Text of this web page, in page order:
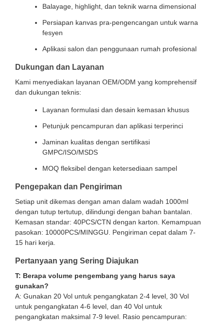
Balayage, highlight, dan teknik warna dimensional
Persiapan kanvas pra-pengencangan untuk warna
fesyen
Aplikasi salon dan penggunaan rumah profesional
Dukungan dan Layanan
Kami menyediakan layanan OEM/ODM yang komprehensif
dan dukungan teknis:
Layanan formulasi dan desain kemasan khusus
Petunjuk pencampuran dan aplikasi terperinci
Jaminan kualitas dengan sertifikasi
GMPC/ISO/MSDS
MOQ fleksibel dengan ketersediaan sampel
Pengepakan dan Pengiriman
Setiap unit dikemas dengan aman dalam wadah 1000ml
dengan tutup tertutup, dilindungi dengan bahan bantalan.
Kemasan standar: 40PCS/CTN dengan karton. Kemampuan
pasokan: 10000PCS/MINGGU. Pengiriman cepat dalam 7-
15 hari kerja.
Pertanyaan yang Sering Diajukan
T: Berapa volume pengembang yang harus saya
gunakan?
A: Gunakan 20 Vol untuk pengangkatan 2-4 level, 30 Vol
untuk pengangkatan 4-6 level, dan 40 Vol untuk
pengangkatan maksimal 7-9 level. Rasio pencampuran: